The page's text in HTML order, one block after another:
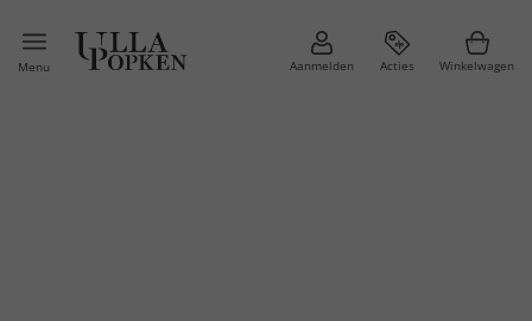
Menu Aanmelden Acties Winkelwagen